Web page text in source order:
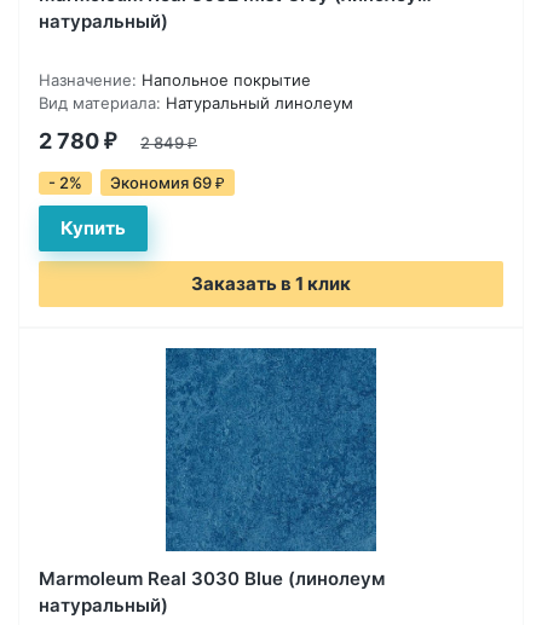
натуральный)
Назначение: Напольное покрытие
Вид материала: Натуральный линолеум
2 780 ₽ 2 849₽
- 2% Экономия 69 ₽
Заказать в 1 клик
Marmoleum Real 3030 Blue (линолеум
натуральный)